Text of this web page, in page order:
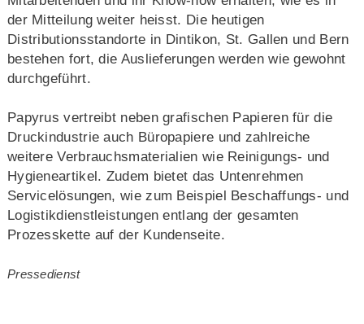
der Mitteilung weiter heisst. Die heutigen
Distributionsstandorte in Dintikon, St. Gallen und Bern
bestehen fort, die Auslieferungen werden wie gewohnt
durchgeführt.
Papyrus vertreibt neben grafischen Papieren für die
Druckindustrie auch Büropapiere und zahlreiche
weitere Verbrauchsmaterialien wie Reinigungs- und
Hygieneartikel. Zudem bietet das Untenrehmen
Servicelösungen, wie zum Beispiel Beschaffungs- und
Logistikdienstleistungen entlang der gesamten
Prozesskette auf der Kundenseite.
Pressedienst